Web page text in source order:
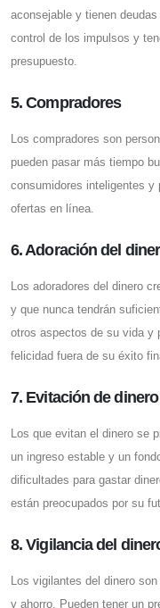
aconsejable y tienen
control de los impulsos y
presupuesto.
5. Compradores
Los compradores son
pueden pasar más tiempo
consumidores inteligentes y
ofertas en línea.
6. Adoración del
Los adoradores del dinero
y que nunca tendrán
otros aspectos de su vida y
felicidad fuera de su éxito
7. Evitación de dinero
Los que evitan el dinero se
un ingreso estable y un
dificultades para gastar
están preocupados por su
8. Vigilancia del
Los vigilantes del dinero
y ahorro. Pueden tener un